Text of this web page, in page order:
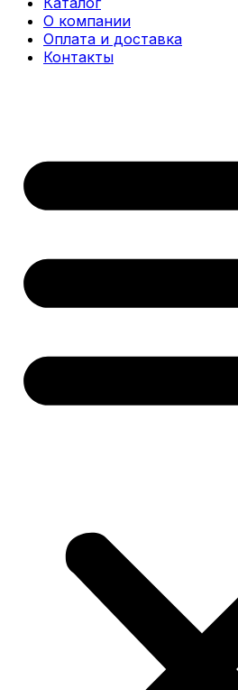
О компании
Оплата и доставка
Контакты